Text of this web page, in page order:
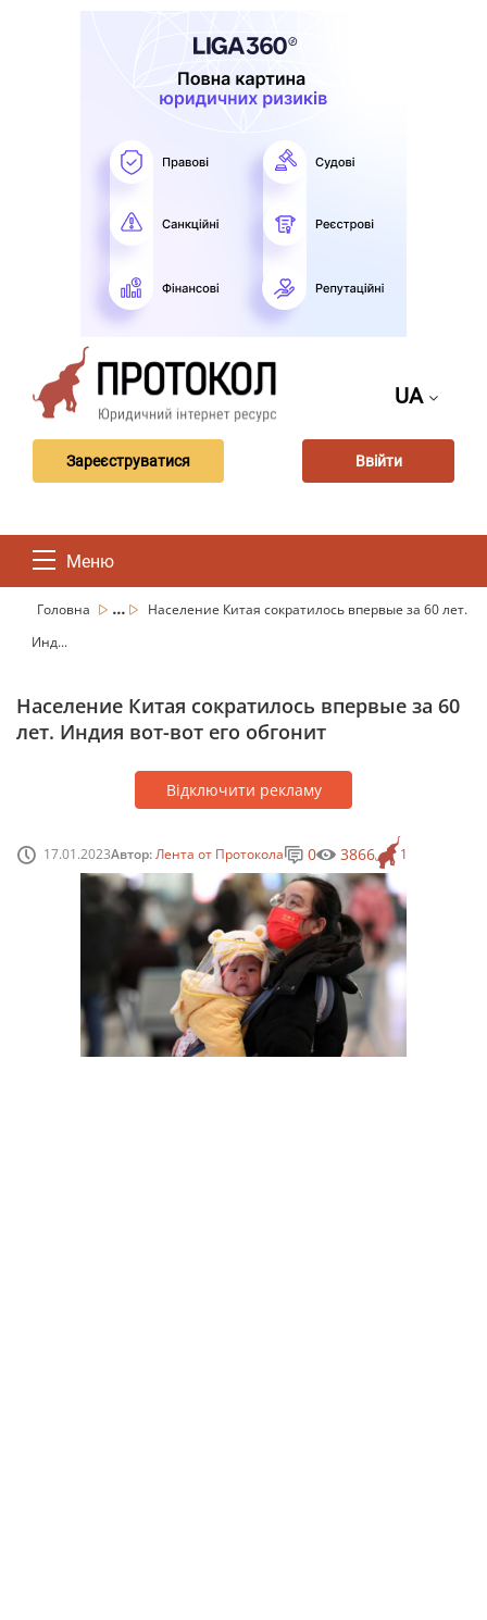
UA
Зареєструватися Ввійти
Меню
Головна ...
Население Китая сократилось впервые за 60 лет.
Инд...
Население Китая сократилось впервые за 60
лет. Индия вот-вот его обгонит
Відключити рекламу
17.01.2023Автор:Лента от Протокола 1
0 3866